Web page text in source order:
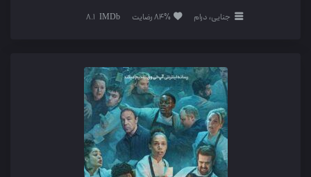
جنایی، درام 84% رضایت